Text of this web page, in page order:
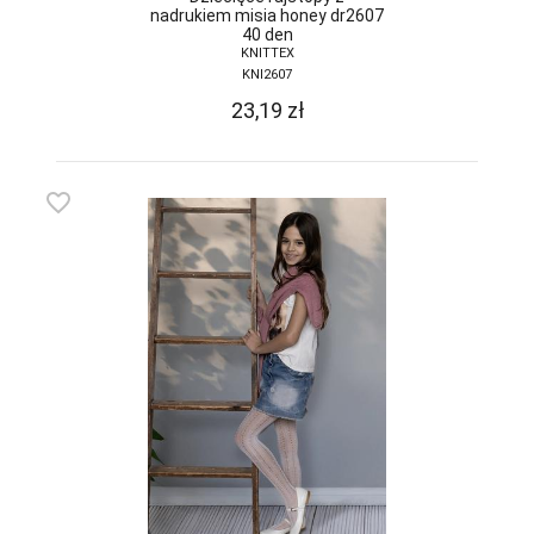
nadrukiem misia honey dr2607
40 den
KNITTEX
KNI2607
23,19 zł
favorite_border